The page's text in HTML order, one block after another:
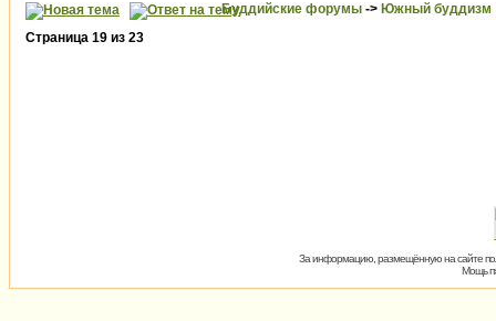
Буддийские форумы -> Южный буддизм
Страница 19 из 23
За информацию, размещённую на сайте
Мощь